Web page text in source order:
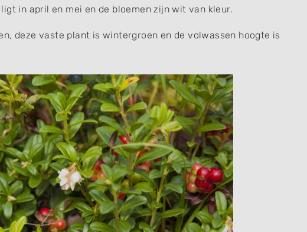
in april en mei en de bloemen zijn wit van kleur.
deze vaste plant is wintergroen en de volwassen hoogte is